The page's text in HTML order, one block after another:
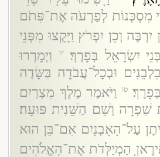
מִסְכְּנוֹת לְפַרְעֹה אֶת־פִּתֹם
וְכֵן יִפְרֹץ וַיָּקֻצוּ מִפְּנֵי
יִשְׂרָאֵל בְּפָרֶךְ׃ יד
וַיְמָרְרוּ
וּבְכָל־עֲבֹדָה בַּשָּׂדֶה
טו
וַיֹּאמֶר מֶלֶךְ מִצְרַיִם
וְשֵׁם הַשֵּׁנִית פּוּעָה׃
עַל־הָאָבְנָיִם אִם־בֵּן הוּא
הַמְיַלְּדֹת אֶת־הָאֱלֹהִים